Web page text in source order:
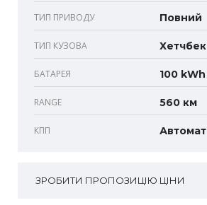
ТИП ПРИВОДУ Повний
ТИП КУЗОВА Хетчбек
БАТАРЕЯ 100 kWh
RANGE 560 км
КПП Автомат
ЗРОБИТИ ПРОПОЗИЦІЮ ЦІНИ